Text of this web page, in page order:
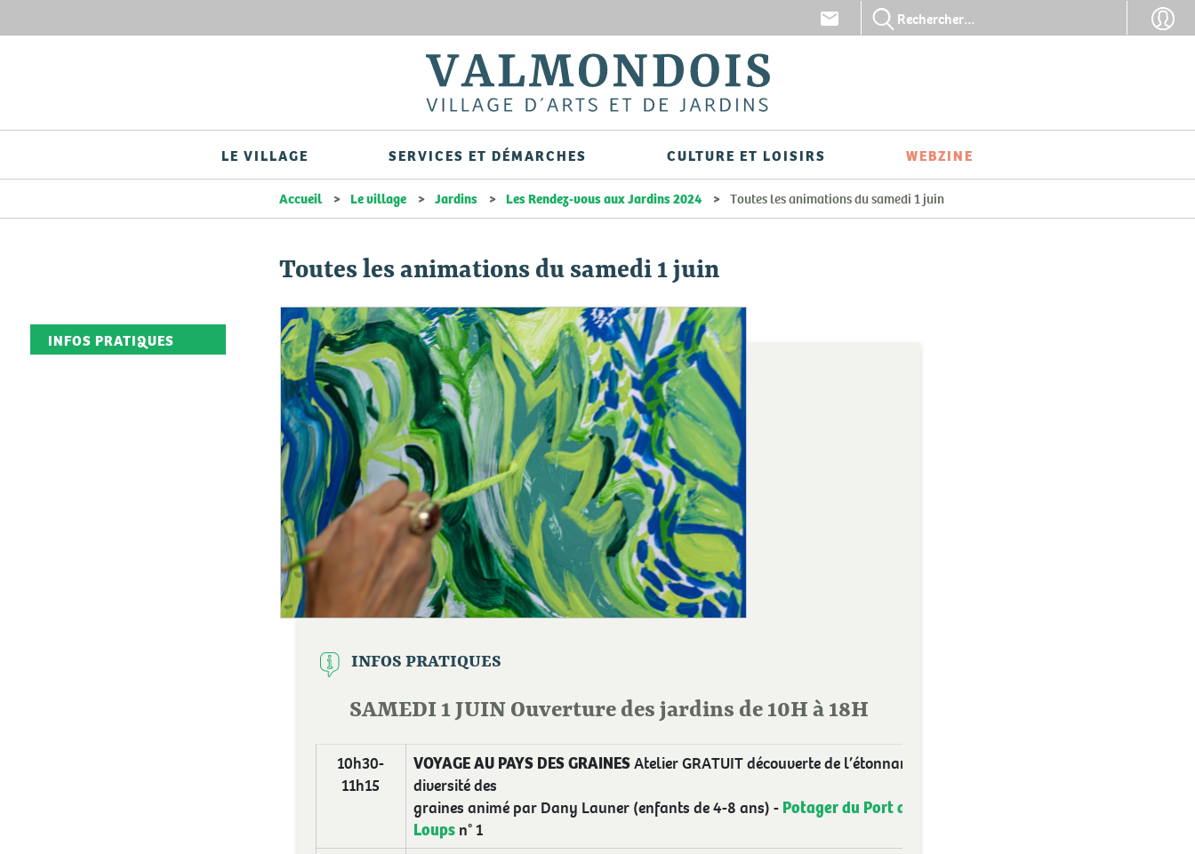
au
contenu
principal
En-
En-
LE VILLAGE SERVICES ET DÉMARCHES CULTURE ET LOISIRS WEBZINE
Accueil Le village Jardins Les Rendez-vous aux Jardins 2024 Toutes les animations du samedi 1 juin
Toutes les animations du samedi 1 juin
INFOS PRATIQUES
INFOS PRATIQUES
SAMEDI 1 JUIN Ouverture des jardins de 10H à 18H
10h30-
11h15
VOYAGE AU PAYS DES GRAINESAtelier GRATUIT découverte de l’étonnante
diversité des
graines animé par Dany Launer (enfants de 4-8 ans) - Potager du Port aux
Loupsn° 1